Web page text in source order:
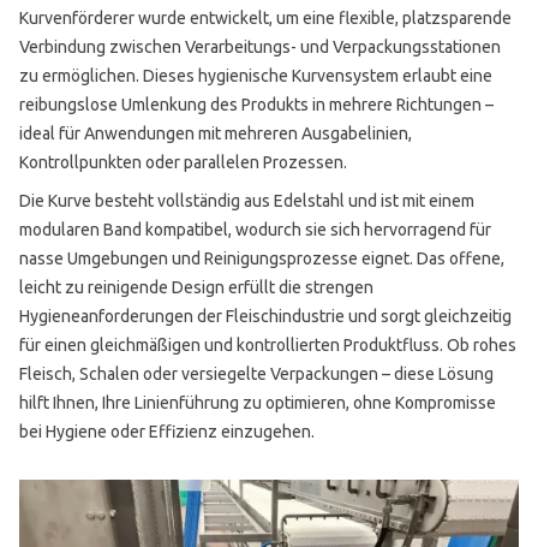
Kurvenförderer wurde entwickelt, um eine flexible, platzsparende
Verbindung zwischen Verarbeitungs- und Verpackungsstationen
zu ermöglichen. Dieses hygienische Kurvensystem erlaubt eine
reibungslose Umlenkung des Produkts in mehrere Richtungen –
ideal für Anwendungen mit mehreren Ausgabelinien,
Kontrollpunkten oder parallelen Prozessen.
Die Kurve besteht vollständig aus Edelstahl und ist mit einem
modularen Band kompatibel, wodurch sie sich hervorragend für
nasse Umgebungen und Reinigungsprozesse eignet. Das offene,
leicht zu reinigende Design erfüllt die strengen
Hygieneanforderungen der Fleischindustrie und sorgt gleichzeitig
für einen gleichmäßigen und kontrollierten Produktfluss. Ob rohes
Fleisch, Schalen oder versiegelte Verpackungen – diese Lösung
hilft Ihnen, Ihre Linienführung zu optimieren, ohne Kompromisse
bei Hygiene oder Effizienz einzugehen.